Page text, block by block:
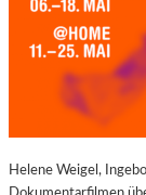
Helene Weigel,